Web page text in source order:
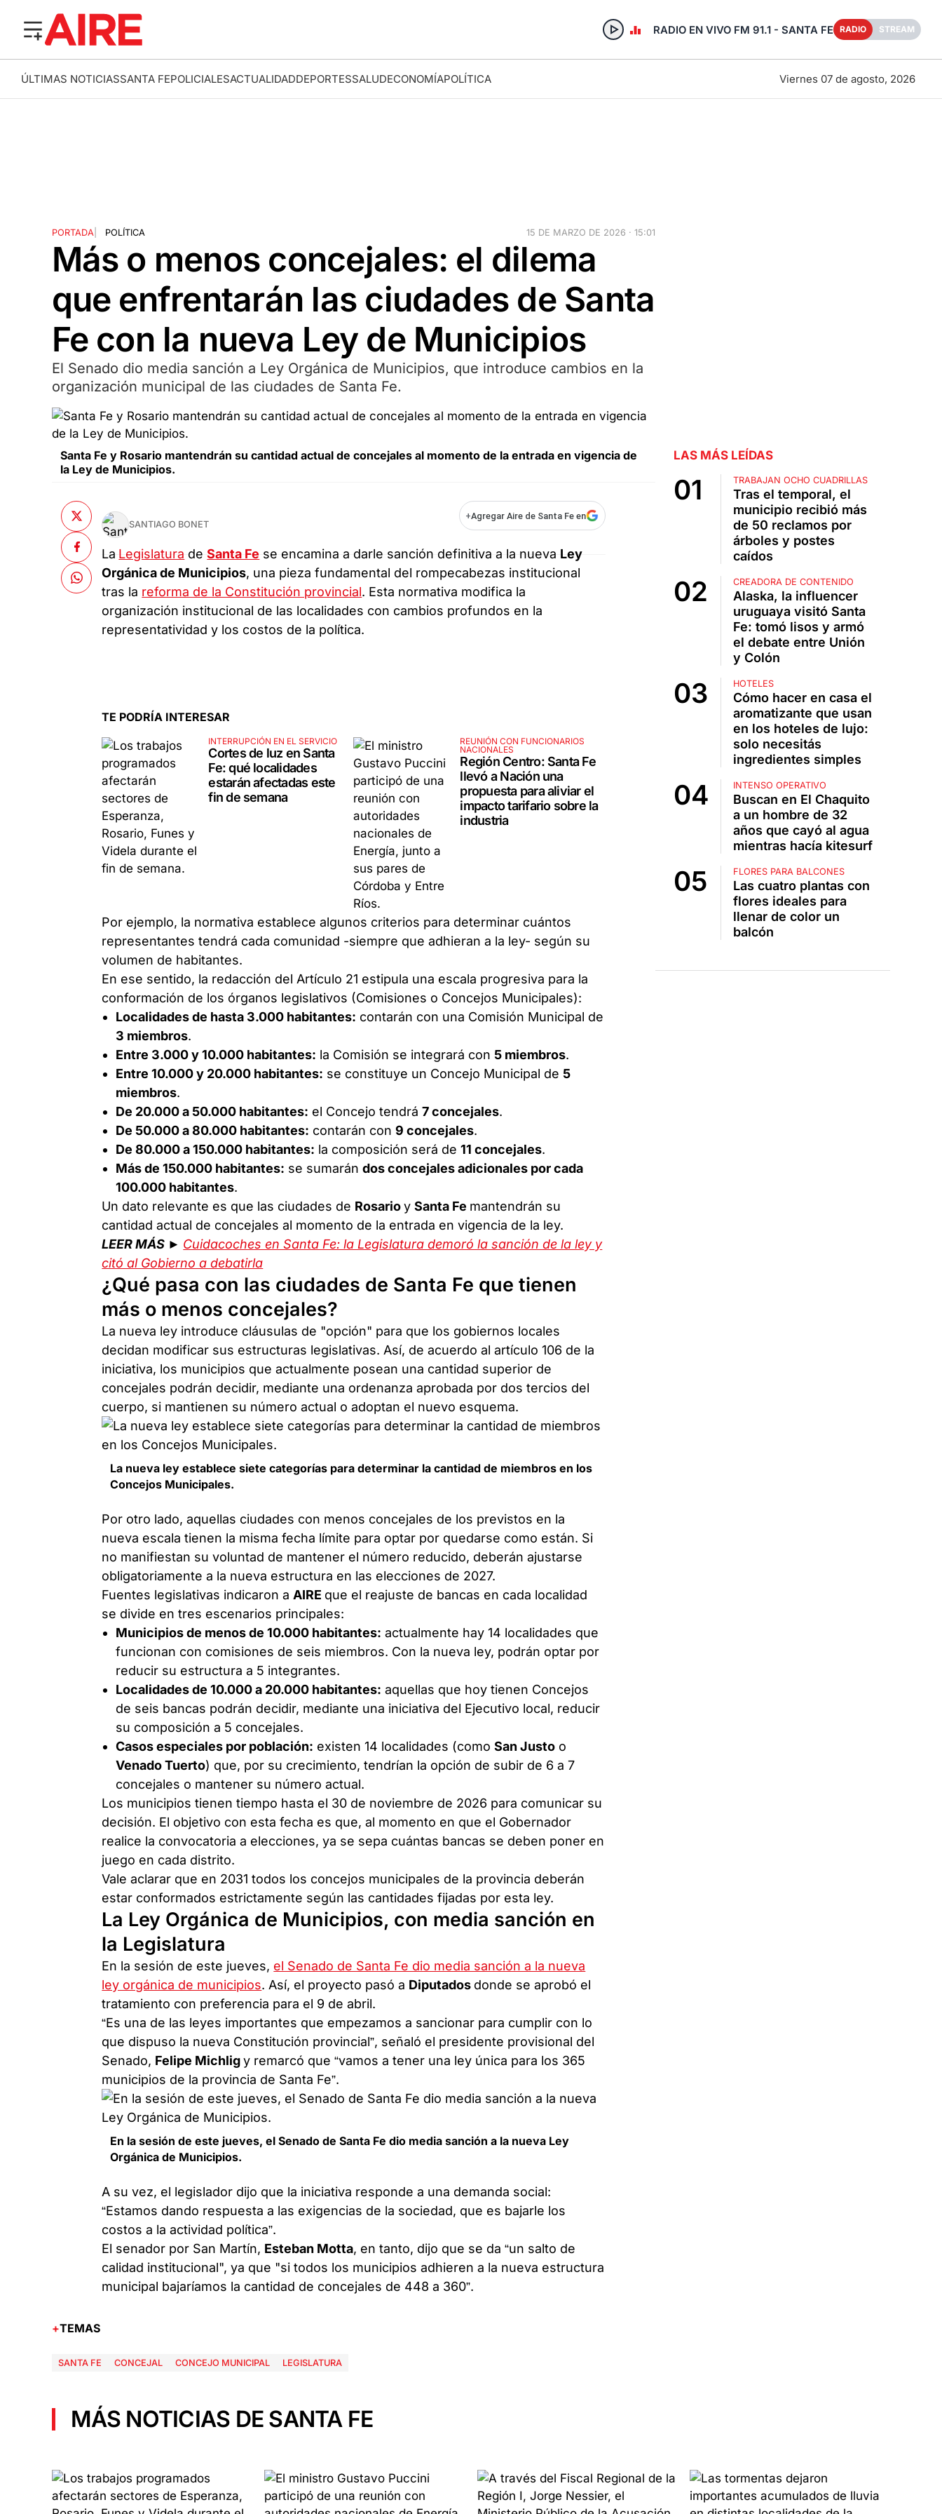
RADIO EN VIVO FM 91.1 - SANTA FE RADIO STREAM
ÚLTIMAS NOTICIASSANTA FEPOLICIALESACTUALIDADDEPORTESSALUDECONOMÍAPOLÍTICA Viernes 07 de agosto, 2026
PORTADA| POLÍTICA 15 DE MARZO DE 2026 · 15:01
Más o menos concejales: el dilema
que enfrentarán las ciudades de Santa
Fe con la nueva Ley de Municipios
El Senado dio media sanción a Ley Orgánica de Municipios, que introduce cambios en la
organización municipal de las ciudades de Santa Fe.
Santa Fe y Rosario mantendrán su cantidad actual de concejales al momento de la entrada en vigencia de
la Ley de Municipios.
SANTIAGO BONET
+Agregar Aire de Santa Fe en
La Legislatura deSanta Fe se encamina a darle sanción definitiva a la nueva Ley
Orgánica de Municipios, una pieza fundamental del rompecabezas institucional
tras la reforma de la Constitución provincial. Esta normativa modifica la
organización institucional de las localidades con cambios profundos en la
representatividad y los costos de la política.
TE PODRÍA INTERESAR
INTERRUPCIÓN EN EL SERVICIO
Cortes de luz en Santa
Fe: qué localidades
estarán afectadas este
fin de semana
REUNIÓN CON FUNCIONARIOS
NACIONALES
Región Centro: Santa Fe
llevó a Nación una
propuesta para aliviar el
impacto tarifario sobre la
industria
Por ejemplo, la normativa establece algunos criterios para determinar cuántos
representantes tendrá cada comunidad -siempre que adhieran a la ley- según su
volumen de habitantes.
En ese sentido, la redacción del Artículo 21 estipula una escala progresiva para la
conformación de los órganos legislativos (Comisiones o Concejos Municipales):
Localidades de hasta 3.000 habitantes: contarán con una Comisión Municipal de
3 miembros.
Entre 3.000 y 10.000 habitantes: la Comisión se integrará con 5 miembros.
Entre 10.000 y 20.000 habitantes: se constituye un Concejo Municipal de 5
miembros.
De 20.000 a 50.000 habitantes: el Concejo tendrá7 concejales.
De 50.000 a 80.000 habitantes: contarán con9 concejales.
De 80.000 a 150.000 habitantes: la composición será de11 concejales.
Más de 150.000 habitantes: se sumarándos concejales adicionales por cada
100.000 habitantes.
Un dato relevante es que las ciudades de RosarioySanta Fe mantendrán su
cantidad actual de concejales al momento de la entrada en vigencia de la ley.
LEER MÁS ► Cuidacoches en Santa Fe: la Legislatura demoró la sanción de la ley y
citó al Gobierno a debatirla
¿Qué pasa con las ciudades de Santa Fe que tienen
más o menos concejales?
La nueva ley introduce cláusulas de "opción" para que los gobiernos locales
decidan modificar sus estructuras legislativas. Así, de acuerdo al artículo 106 de la
iniciativa, los municipios que actualmente posean una cantidad superior de
concejales podrán decidir, mediante una ordenanza aprobada por dos tercios del
cuerpo, si mantienen su número actual o adoptan el nuevo esquema.
La nueva ley establece siete categorías para determinar la cantidad de miembros en los
Concejos Municipales.
Por otro lado, aquellas ciudades con menos concejales de los previstos en la
nueva escala tienen la misma fecha límite para optar por quedarse como están. Si
no manifiestan su voluntad de mantener el número reducido, deberán ajustarse
obligatoriamente a la nueva estructura en las elecciones de 2027.
Fuentes legislativas indicaron a AIRE que el reajuste de bancas en cada localidad
se divide en tres escenarios principales:
Municipios de menos de 10.000 habitantes: actualmente hay 14 localidades que
funcionan con comisiones de seis miembros. Con la nueva ley, podrán optar por
reducir su estructura a 5 integrantes.
Localidades de 10.000 a 20.000 habitantes: aquellas que hoy tienen Concejos
de seis bancas podrán decidir, mediante una iniciativa del Ejecutivo local, reducir
su composición a 5 concejales.
Casos especiales por población: existen 14 localidades (comoSan Justo o
Venado Tuerto) que, por su crecimiento, tendrían la opción de subir de 6 a 7
concejales o mantener su número actual.
Los municipios tienen tiempo hasta el 30 de noviembre de 2026 para comunicar su
decisión. El objetivo con esta fecha es que, al momento en que el Gobernador
realice la convocatoria a elecciones, ya se sepa cuántas bancas se deben poner en
juego en cada distrito.
Vale aclarar que en 2031 todos los concejos municipales de la provincia deberán
estar conformados estrictamente según las cantidades fijadas por esta ley.
La Ley Orgánica de Municipios, con media sanción en
la Legislatura
En la sesión de este jueves, el Senado de Santa Fe dio media sanción a la nueva
ley orgánica de municipios. Así, el proyecto pasó a Diputados donde se aprobó el
tratamiento con preferencia para el 9 de abril.
“Es una de las leyes importantes que empezamos a sancionar para cumplir con lo
que dispuso la nueva Constitución provincial”, señaló el presidente provisional del
Senado, Felipe Michligy remarcó que “vamos a tener una ley única para los 365
municipios de la provincia de Santa Fe”.
En la sesión de este jueves, el Senado de Santa Fe dio media sanción a la nueva Ley
Orgánica de Municipios.
A su vez, el legislador dijo que la iniciativa responde a una demanda social:
“Estamos dando respuesta a las exigencias de la sociedad, que es bajarle los
costos a la actividad política”.
El senador por San Martín, Esteban Motta, en tanto, dijo que se da “un salto de
calidad institucional", ya que "si todos los municipios adhieren a la nueva estructura
municipal bajaríamos la cantidad de concejales de 448 a 360”.
LAS MÁS LEÍDAS
TRABAJAN OCHO CUADRILLAS
Tras el temporal, el
municipio recibió más
de 50 reclamos por
árboles y postes
caídos
CREADORA DE CONTENIDO
Alaska, la influencer
uruguaya visitó Santa
Fe: tomó lisos y armó
el debate entre Unión
y Colón
HOTELES
Cómo hacer en casa el
aromatizante que usan
en los hoteles de lujo:
solo necesitás
ingredientes simples
INTENSO OPERATIVO
Buscan en El Chaquito
a un hombre de 32
años que cayó al agua
mientras hacía kitesurf
FLORES PARA BALCONES
Las cuatro plantas con
flores ideales para
llenar de color un
balcón
TEMAS
SANTA FE CONCEJAL CONCEJO MUNICIPAL LEGISLATURA
MÁS NOTICIAS DE SANTA FE